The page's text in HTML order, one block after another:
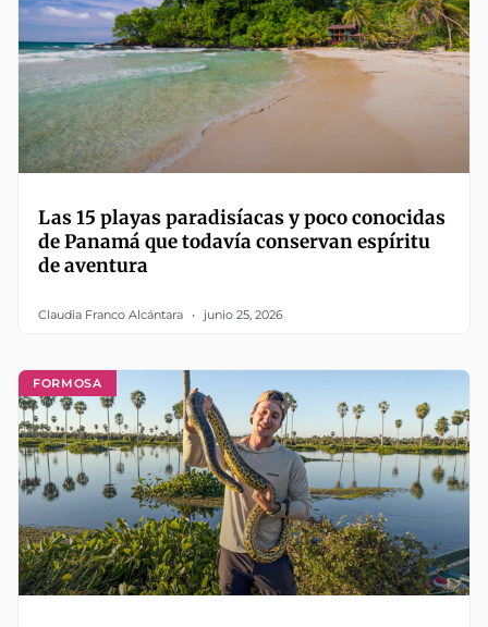
Las 15 playas paradisíacas y poco conocidas
de Panamá que todavía conservan espíritu
de aventura
Claudia Franco Alcántara junio 25, 2026
FORMOSA